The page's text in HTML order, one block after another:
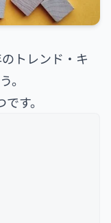
トレンド・キ
。
す。